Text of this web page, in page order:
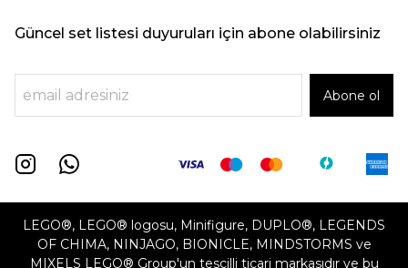
Güncel set listesi duyuruları için abone olabilirsiniz
Abone ol
LEGO®, LEGO® logosu, Minifigure, DUPLO®, LEGENDS
OF CHIMA, NINJAGO, BIONICLE, MINDSTORMS ve
MIXELS LEGO® Group'un tescilli ticari markasıdır ve bu